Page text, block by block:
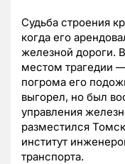
Судьба строения
когда его
железной дороги.
местом трагедии
погрома его
выгорел, но был
управления
разместился
институт
транспорта.